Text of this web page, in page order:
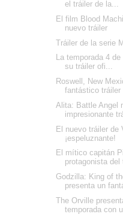
el tráiler de la...
El film Blood
nuevo tráiler
Tráiler de la serie
La temporada 4
su tráiler ofi...
Roswell, New
fantástico tráiler
Alita: Battle Angel
impresionante
El nuevo tráiler de
¡espeluznante!
El mítico capitán
protagonista del
Godzilla: King of
presenta un
The Orville
temporada con